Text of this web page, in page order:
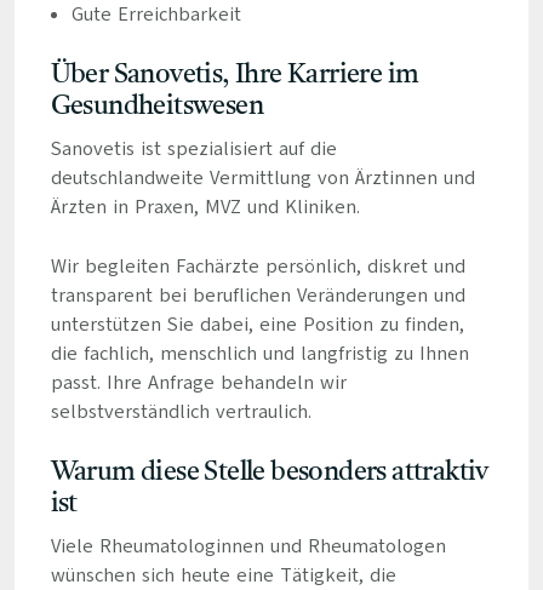
Gute Erreichbarkeit
Über Sanovetis, Ihre Karriere im
Gesundheitswesen
Sanovetis ist spezialisiert auf die
deutschlandweite Vermittlung von Ärztinnen und
Ärzten in Praxen, MVZ und Kliniken.
Wir begleiten Fachärzte persönlich, diskret und
transparent bei beruflichen Veränderungen und
unterstützen Sie dabei, eine Position zu finden,
die fachlich, menschlich und langfristig zu Ihnen
passt. Ihre Anfrage behandeln wir
selbstverständlich vertraulich.
Warum diese Stelle besonders attraktiv
ist
Viele Rheumatologinnen und Rheumatologen
wünschen sich heute eine Tätigkeit, die